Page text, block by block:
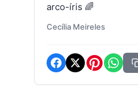
arco-íris 🌈
Cecília Meireles